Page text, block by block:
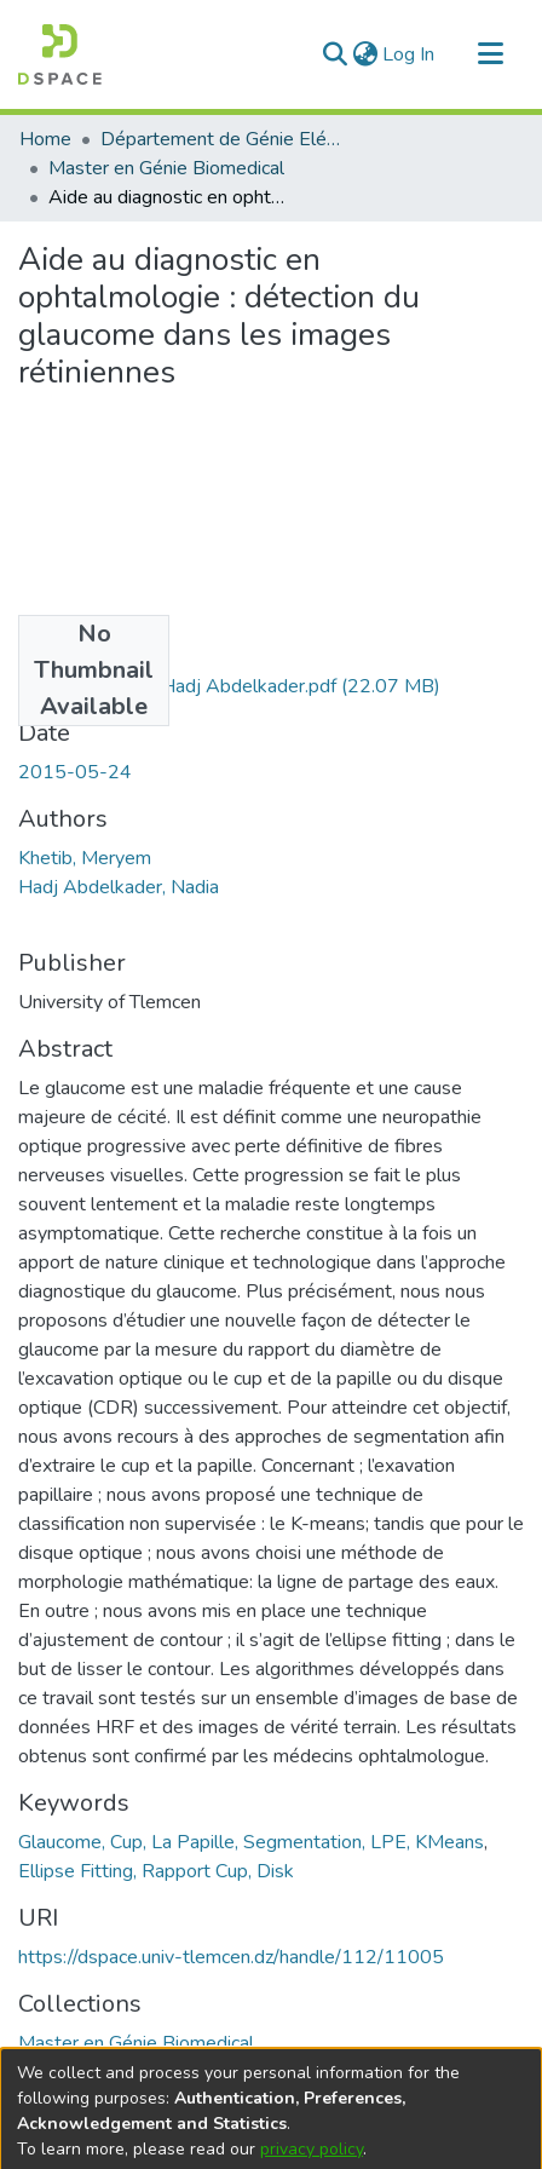
Log In (current)
Communities & Collections
All of DSpace
Statistics
Home
Département de Génie Eléctrique et Electronique
Master en Génie Biomedical
Aide au diagnostic en ophtalmologie : détection du glaucome dans les images rétiniennes
Aide au diagnostic en
ophtalmologie : détection du
glaucome dans les images
rétiniennes
No
Thumbnail
Available
Ms.EBM.Khetib+Hadj Abdelkader.pdf(22.07 MB)
Date
2015-05-24
Authors
Khetib, Meryem
Hadj Abdelkader, Nadia
Publisher
University of Tlemcen
Abstract
Le glaucome est une maladie fréquente et une cause
majeure de cécité. Il est définit comme une neuropathie
optique progressive avec perte définitive de fibres
nerveuses visuelles. Cette progression se fait le plus
souvent lentement et la maladie reste longtemps
asymptomatique. Cette recherche constitue à la fois un
apport de nature clinique et technologique dans l’approche
diagnostique du glaucome. Plus précisément, nous nous
proposons d’étudier une nouvelle façon de détecter le
glaucome par la mesure du rapport du diamètre de
l’excavation optique ou le cup et de la papille ou du disque
optique (CDR) successivement. Pour atteindre cet objectif,
nous avons recours à des approches de segmentation afin
d’extraire le cup et la papille. Concernant ; l’exavation
papillaire ; nous avons proposé une technique de
classification non supervisée : le K-means; tandis que pour le
disque optique ; nous avons choisi une méthode de
morphologie mathématique: la ligne de partage des eaux.
En outre ; nous avons mis en place une technique
d’ajustement de contour ; il s’agit de l’ellipse fitting ; dans le
but de lisser le contour. Les algorithmes développés dans
ce travail sont testés sur un ensemble d’images de base de
données HRF et des images de vérité terrain. Les résultats
obtenus sont confirmé par les médecins ophtalmologue.
Keywords
Glaucome, Cup, La Papille, Segmentation, LPE, KMeans,
Ellipse Fitting, Rapport Cup, Disk
URI
https://dspace.univ-tlemcen.dz/handle/112/11005
Collections
Master en Génie Biomedical
Full item page
DSpace softwarecopyright © 2002-2026
We collect and process your personal information for the
following purposes: Authentication, Preferences,
Acknowledgement and Statistics.
To learn more, please read our privacy policy.